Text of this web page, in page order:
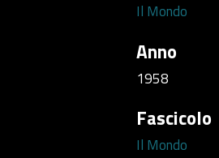
Il Mondo
Anno
1958
Fascicolo
Il Mondo